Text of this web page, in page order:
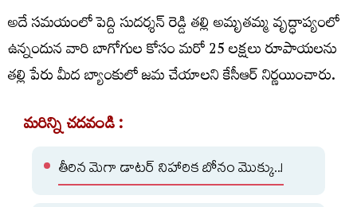
అదే సమయంలో పెద్ది సుదర్శన్ రెడ్డి తల్లి అమృతమ్మ వృద్ధాప్యంలో
ఉన్నందున వారి బాగోగుల కోసం మరో 25 లక్షలు రూపాయలను
తల్లి పేరు మీద బ్యాంకులో జమ చేయాలని కేసీఆర్ నిర్ణయించారు.
మరిన్ని చదవండి :
తీరిన మెగా డాటర్ నిహారిక బోనం మొక్కు..!